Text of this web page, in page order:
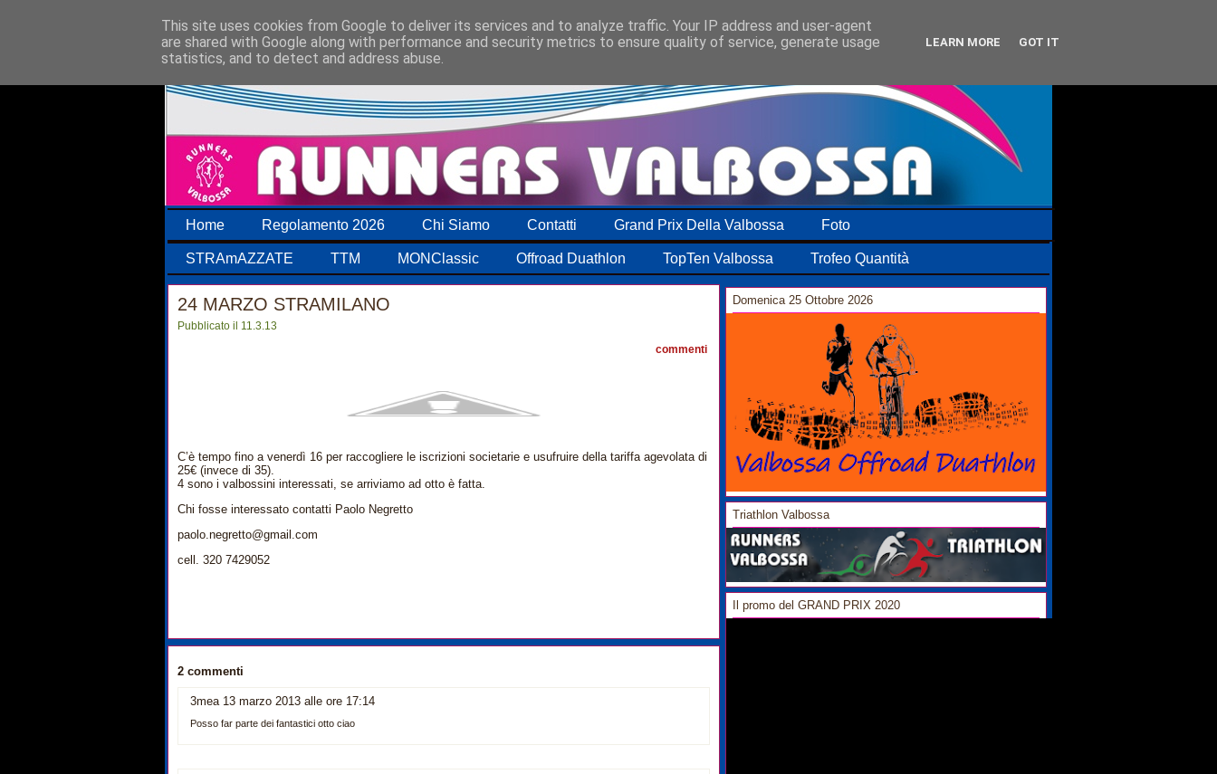
Home Regolamento 2026 Chi Siamo Contatti Grand Prix Della Valbossa Foto
STRAmAZZATE TTM MONClassic Offroad Duathlon TopTen Valbossa Trofeo Quantità
24 MARZO STRAMILANO
Pubblicato il 11.3.13
commenti
C’è tempo fino a venerdì 16 per raccogliere le iscrizioni societarie e usufruire della tariffa agevolata di
25€ (invece di 35).
4 sono i valbossini interessati, se arriviamo ad otto è fatta.
Chi fosse interessato contatti Paolo Negretto
paolo.negretto@gmail.com
cell. 320 7429052
2 commenti
3mea 13 marzo 2013 alle ore 17:14
Posso far parte dei fantastici otto ciao
Domenica 25 Ottobre 2026
Triathlon Valbossa
Il promo del GRAND PRIX 2020
This site uses cookies from Google to deliver its services and to analyze traffic. Your IP address and user-agent
are shared with Google along with performance and security metrics to ensure quality of service, generate usage
statistics, and to detect and address abuse.
LEARN MORE GOT IT